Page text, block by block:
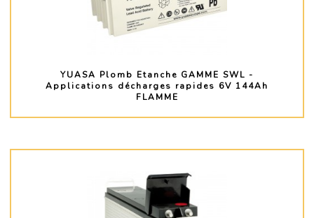
YUASA Plomb Etanche GAMME SWL -
Applications décharges rapides 6V 144Ah
FLAMME